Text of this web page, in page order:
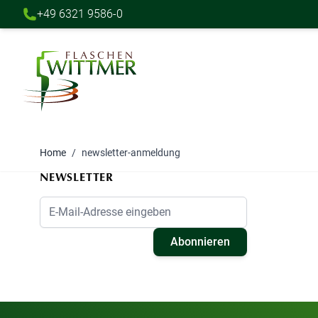
+49 6321 9586-0
Home / newsletter-anmeldung
NEWSLETTER
E-Mail-Adresse
Abonnieren